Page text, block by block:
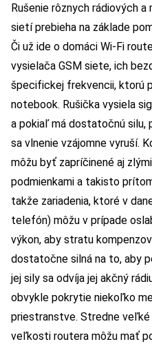
Rušenie rôznych rádiových
sietí prebieha na základe
Či už ide o domáci Wi-Fi
vysielača GSM siete, ich
špecifickej frekvencii, ktorú
notebook. Rušička vysiela
a pokiaľ má dostatočnú silu,
sa vlnenie vzájomne vyruší.
môžu byť zapríčinené aj
podmienkami a takisto
takže zariadenia, ktoré v
telefón) môžu v prípade
výkon, aby stratu
dostatočne silná na to, aby
jej sily sa odvíja jej akčný
obvykle pokrytie niekoľko
priestranstve. Stredne
veľkosti routera môžu mať